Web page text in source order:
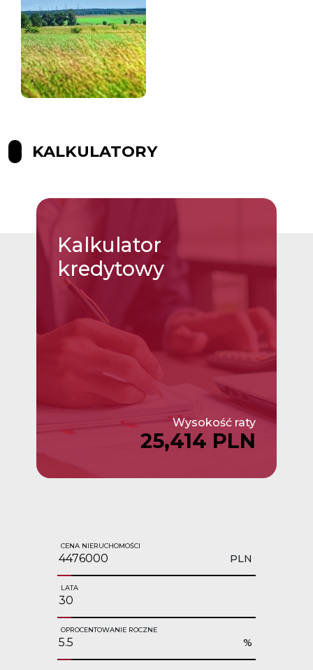
KALKULATORY
Kalkulator
kredytowy
Wysokość raty
25,414 PLN
CENA NIERUCHOMOŚCI
PLN
LATA
OPROCENTOWANIE ROCZNE
%